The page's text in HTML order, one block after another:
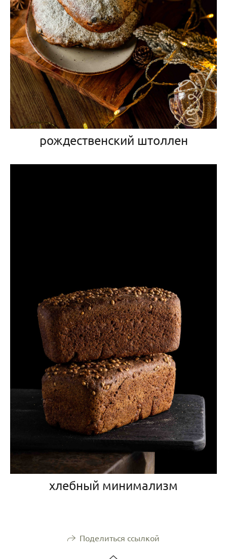
рождественский штоллен
хлебный минимализм
Поделиться ссылкой